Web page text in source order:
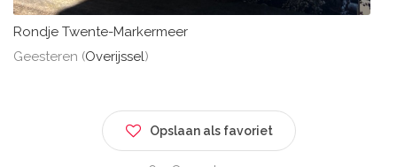
Rondje Twente-Markermeer
Geesteren (Overijssel)
Opslaan als favoriet